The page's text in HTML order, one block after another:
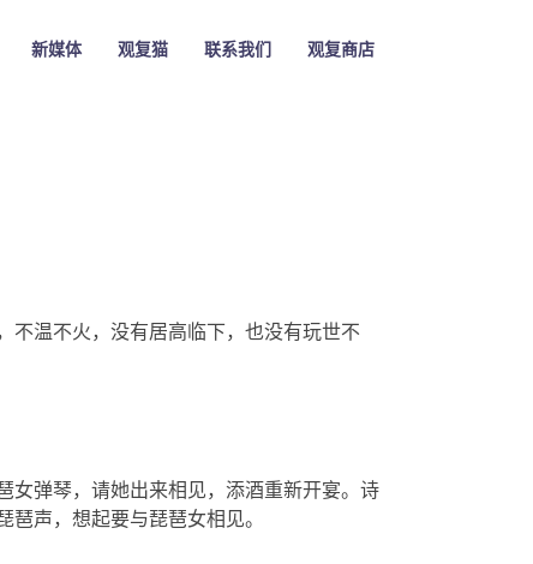
新媒体 观复猫 联系我们 观复商店
不温不火，没有居高临下，也没有玩世不
女弹琴，请她出来相见，添酒重新开宴。诗
声，想起要与琵琶女相见。